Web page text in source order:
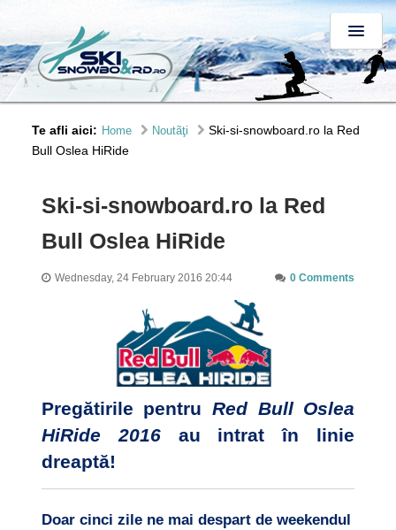
Te afli aici: Home Noutãţi
Ski-si-snowboard.ro la Red
Bull Oslea HiRide
Ski-si-snowboard.ro la Red
Bull Oslea HiRide
Wednesday, 24 February 2016 20:44 0 Comments
Pregătirile pentru Red Bull Oslea
HiRide 2016 au intrat în linie
dreaptă!
Doar cinci zile ne mai despart de weekendul